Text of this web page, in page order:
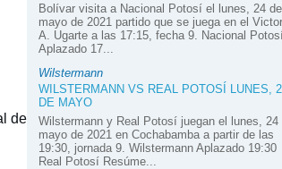
de
Bolívar visita a Nacional Potosí el lunes, 24 de
mayo de 2021 partido que se juega en el Victor
A. Ugarte a las 17:15, fecha 9. Nacional
Aplazado 17...
Wilstermann
WILSTERMANN VS REAL POTOSÍ LUNES,
DE MAYO
Wilstermann y Real Potosí juegan el lunes, 24
mayo de 2021 en Cochabamba a partir de las
19:30, jornada 9. Wilstermann Aplazado 19:30
Real Potosí Resúme...